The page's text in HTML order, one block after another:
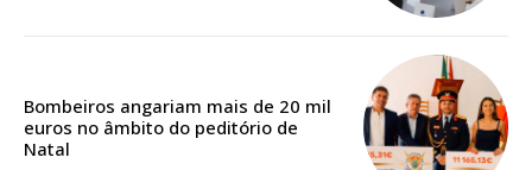
Escolha o plano
Bombeiros angariam mais de 20 mil
euros no âmbito do peditório de
Natal